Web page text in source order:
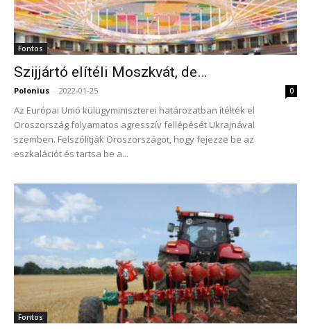
Fontos
Szijjártó elítéli Moszkvát, de…
Polonius - 2022-01-25 0
Az Európai Unió külügyminiszterei határozatban ítélték el
Oroszország folyamatos agresszív fellépését Ukrajnával
szemben. Felszólítják Oroszországot, hogy fejezze be az
eszkalációt és tartsa be a...
Fontos